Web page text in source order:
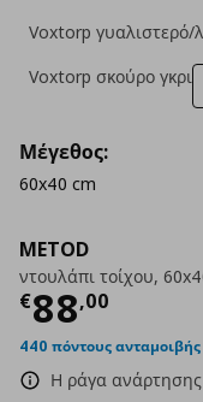
METOD
ντουλάπι τοίχου,
€88,00
440 πόντους ανταμοιβής
Η ράγα ανάρτησης
Voxtorp γυαλιστερό/
Voxtorp σκούρο γκρι
Μέγεθος:
60x40 cm